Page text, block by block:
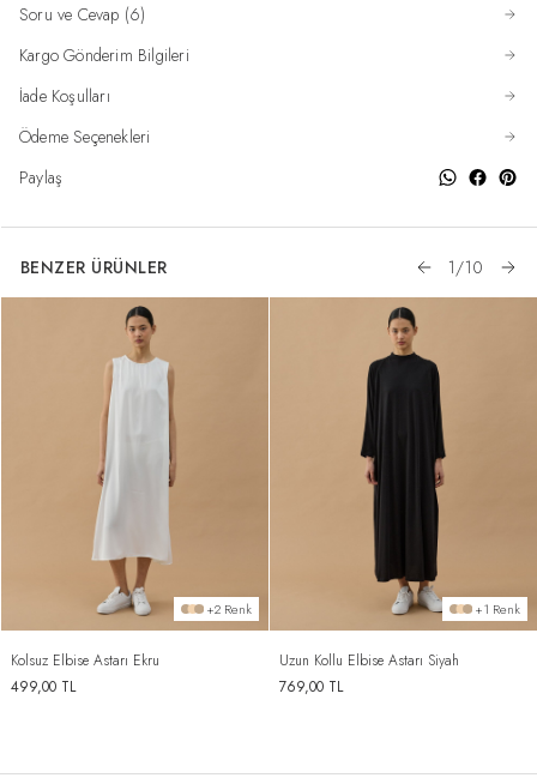
Soru ve Cevap (6)
Kargo Gönderim Bilgileri
İade Koşulları
Ödeme Seçenekleri
Paylaş
BENZER ÜRÜNLER 1/10
+2 Renk
Kolsuz Elbise Astarı Ekru
499,00TL
+1 Renk
Uzun Kollu Elbise Astarı Siyah
769,00TL